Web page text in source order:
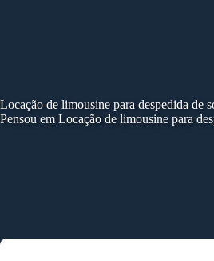
Locação de limousine para despedida de
Pensou em Locação de limousine para